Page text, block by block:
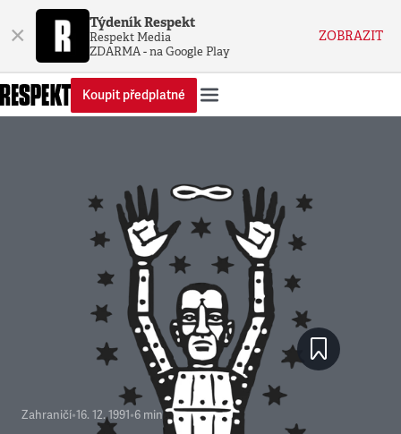
× Týdeník Respekt
Respekt Media
ZDARMA - na Google Play
ZOBRAZIT
Koupit předplatné
Zahraničí•16. 12. 1991•6 minut